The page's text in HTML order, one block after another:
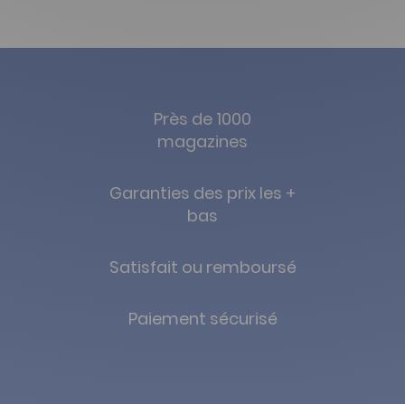
Près de 1000
magazines
Garanties des prix les +
bas
Satisfait ou remboursé
Paiement sécurisé